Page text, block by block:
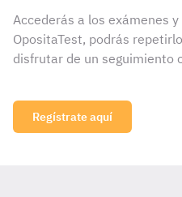
Accederás a los exámenes
OpositaTest, podrás
disfrutar de un seguimiento
Regístrate aquí